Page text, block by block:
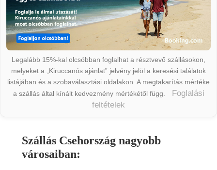
Legalább 15%-kal olcsóbban foglalhat a résztvevő szállásokon,
melyeket a „Kiruccanós ajánlat” jelvény jelöl a keresési találatok
listájában és a szobaválasztási oldalakon. A megtakarítás mértéke
a szállás által kínált kedvezmény mértékétől függ.
Foglalási
feltételek
Szállás Csehország nagyobb
városaiban: